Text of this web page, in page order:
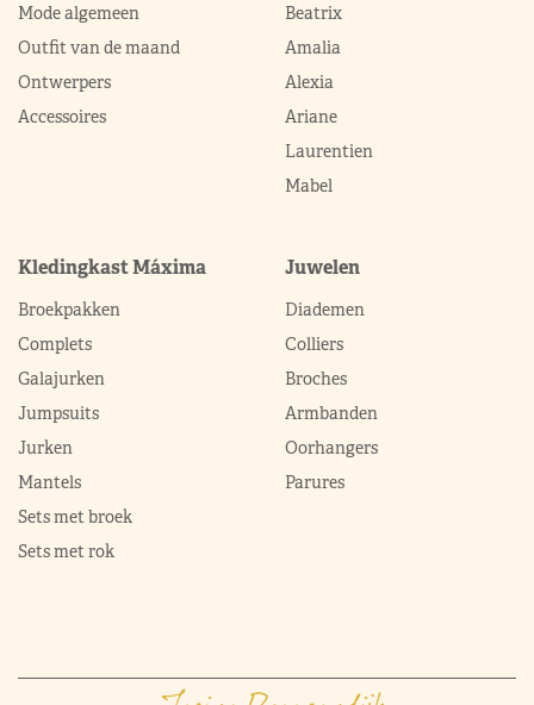
Mode algemeen
Outfit van de maand
Ontwerpers
Accessoires
Beatrix
Amalia
Alexia
Ariane
Laurentien
Mabel
Kledingkast Máxima
Broekpakken
Complets
Galajurken
Jumpsuits
Jurken
Mantels
Sets met broek
Sets met rok
Juwelen
Diademen
Colliers
Broches
Armbanden
Oorhangers
Parures